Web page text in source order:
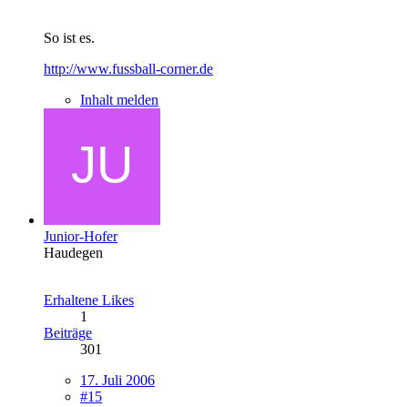
So ist es.
http://www.fussball-corner.de
Inhalt melden
Junior-Hofer
Haudegen
Erhaltene Likes
1
Beiträge
301
17. Juli 2006
#15